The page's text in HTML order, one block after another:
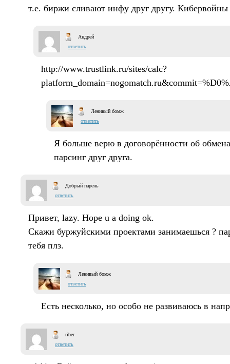
т.е. биржи сливают инфу друг другу.
Андрей
ответить
http://www.trustlink.ru/sites/calc?
Ленивый бомж
ответить
Я больше верю в договорённости об
парсинг друг друга.
Добрый парень
ответить
Привет, lazy. Hope u a doing ok.
Скажи буржуйскими проектами занимаешься ?
тебя плз.
Ленивый бомж
ответить
Есть несколько, но особо не развиваюсь в
riber
ответить